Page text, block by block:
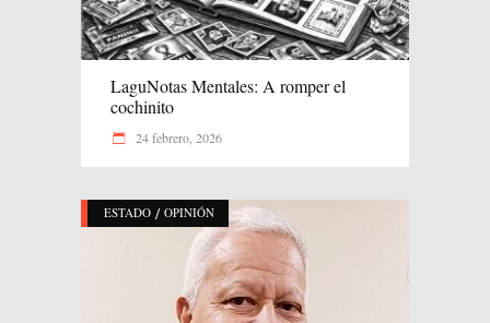
LaguNotas Mentales: A romper el
cochinito
24 febrero, 2026
ESTADO / OPINIÓN